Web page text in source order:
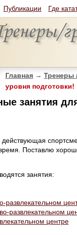
Публикации Где
Главная → Тренеры
уровня подготовки!
занятия
Поставлю
занятия:
развлекательном
развлекательном
центре